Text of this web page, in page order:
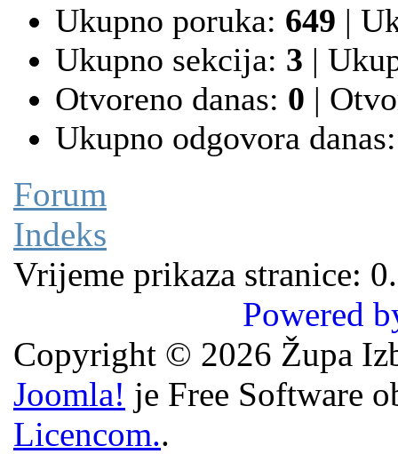
Ukupno poruka: 649 |
Ukupno sekcija: 3 |
Otvoreno danas: 0 |
Ukupno odgovora
Forum
Indeks
Vrijeme prikaza stranice:
Powered
Copyright © 2026 Župa
Joomla! je Free Software
Licencom..